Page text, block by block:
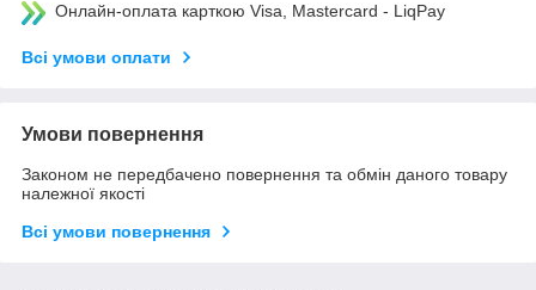
Онлайн-оплата карткою Visa, Mastercard - LiqPay
Всі умови оплати
Умови повернення
Законом не передбачено повернення та обмін даного товару
належної якості
Всі умови повернення